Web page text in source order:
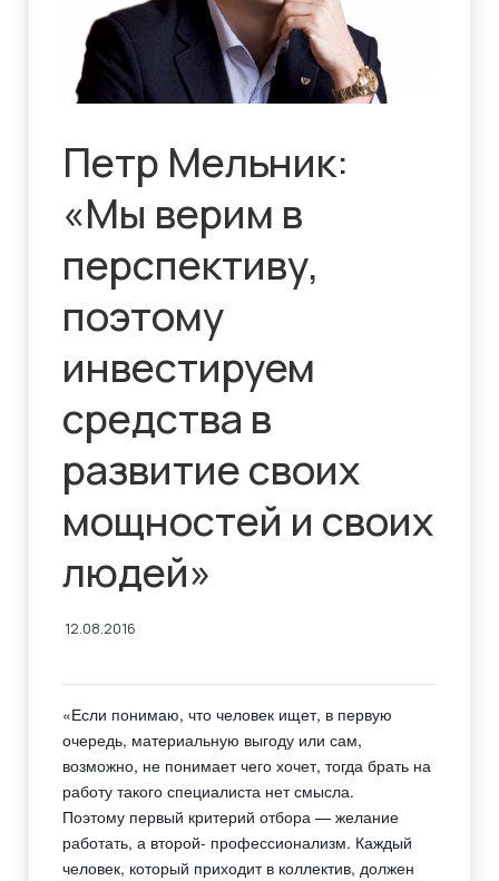
Петр Мельник:
«Мы верим в
перспективу,
поэтому
инвестируем
средства в
развитие своих
мощностей и своих
людей»
12.08.2016
«Если понимаю, что человек ищет, в первую
очередь, материальную выгоду или сам,
возможно, не понимает чего хочет, тогда брать на
работу такого специалиста нет смысла.
Поэтому первый критерий отбора — желание
работать, а второй- профессионализм. Каждый
человек, который приходит в коллектив, должен